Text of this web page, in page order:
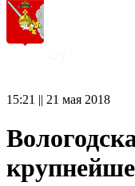
15:21 || 21 мая 2018